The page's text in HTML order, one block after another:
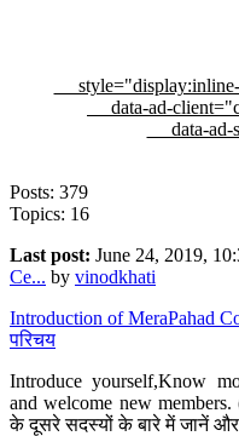
style="display:inline-
data-ad-
data-ad-
Posts: 379
Topics: 16
Last post: June 24, 2019,
Ce... by vinodkhati
Introduction of MeraPahad
परिचय
Introduce yourself,Know
and welcome new
के दूसरे सदस्यों के बारे में जानें